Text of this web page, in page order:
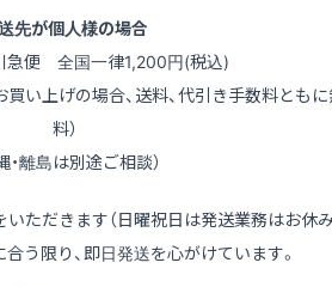
先が個人様の場合
急便 全国一律1,200円(税込)
い上げの場合、送料、代引き手数料とも
料）
・離島は別途ご相談）
ただきます（日曜祝日は発送業務はお休
う限り、即日発送を心がけています。